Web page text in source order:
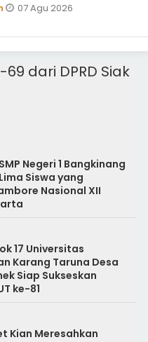
07 Agu 2026
Negeri 1 Bangkinang
Siswa yang
Nasional XII
17 Universitas
Karang Taruna Desa
Siap Sukseskan
ke-81
Kian Meresahkan